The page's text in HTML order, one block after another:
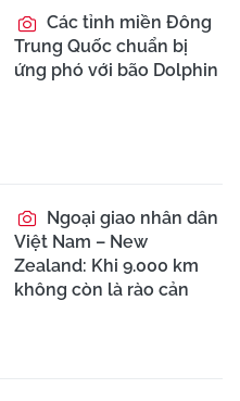
Các tỉnh miền Đông
Trung Quốc chuẩn bị
ứng phó với bão Dolphin
Ngoại giao nhân dân
Việt Nam – New
Zealand: Khi 9.000 km
không còn là rào cản